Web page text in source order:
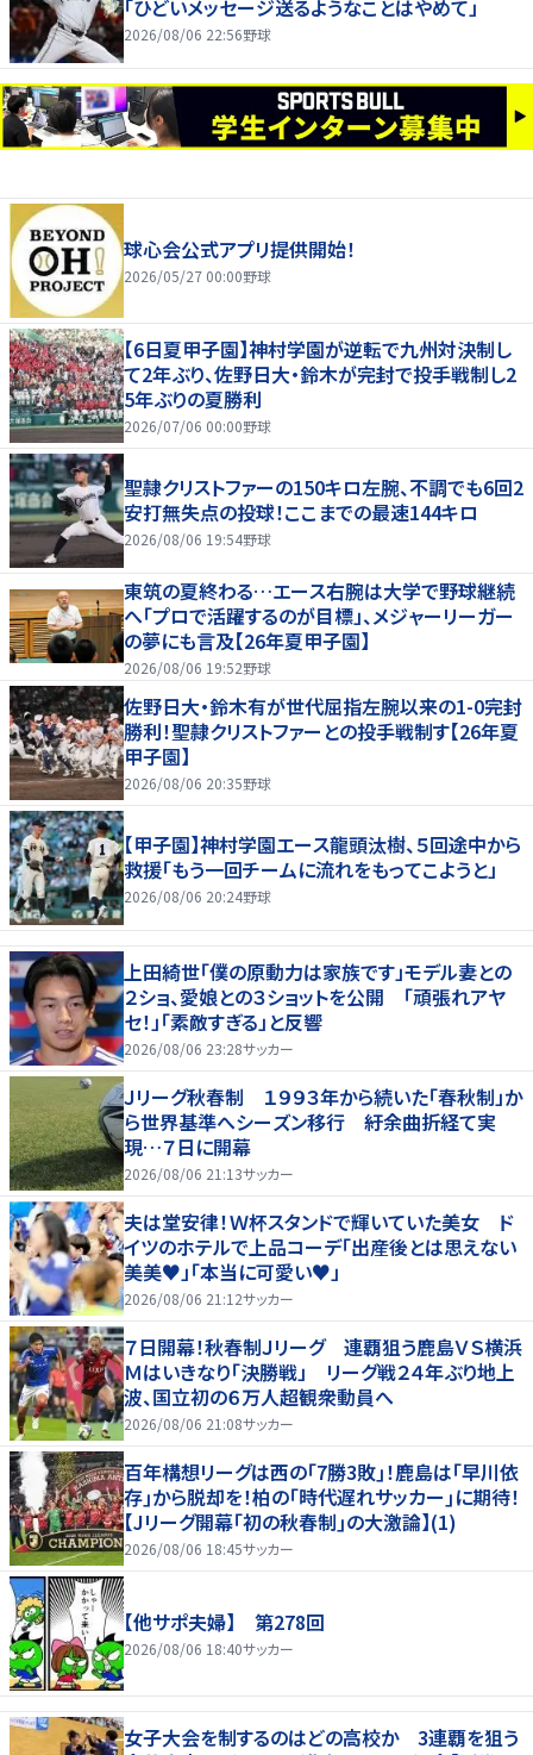
「ひどいメッセージ送るようなことはやめて」
2026/08/06 22:56野球
球心会公式アプリ提供開始！
2026/05/27 00:00野球
【6日夏甲子園】神村学園が逆転で九州対決制し
て2年ぶり、佐野日大・鈴木が完封で投手戦制し2
5年ぶりの夏勝利
2026/07/06 00:00野球
聖隷クリストファーの150キロ左腕、不調でも6回2
安打無失点の投球！ここまでの最速144キロ
2026/08/06 19:54野球
東筑の夏終わる…エース右腕は大学で野球継続
へ「プロで活躍するのが目標」、メジャーリーガー
の夢にも言及【26年夏甲子園】
2026/08/06 19:52野球
佐野日大・鈴木有が世代屈指左腕以来の1-0完封
勝利！聖隷クリストファーとの投手戦制す【26年夏
甲子園】
2026/08/06 20:35野球
【甲子園】神村学園エース龍頭汰樹、５回途中から
救援「もう一回チームに流れをもってこようと」
2026/08/06 20:24野球
上田綺世「僕の原動力は家族です」モデル妻との
２ショ、愛娘との３ショットを公開 「頑張れアヤ
セ！」「素敵すぎる」と反響
2026/08/06 23:28サッカー
Ｊリーグ秋春制 １９９３年から続いた「春秋制」か
ら世界基準へシーズン移行 紆余曲折経て実
現…７日に開幕
2026/08/06 21:13サッカー
夫は堂安律！Ｗ杯スタンドで輝いていた美女 ド
イツのホテルで上品コーデ「出産後とは思えない
美美♥」「本当に可愛い♥」
2026/08/06 21:12サッカー
７日開幕！秋春制Ｊリーグ 連覇狙う鹿島ＶＳ横浜
Ｍはいきなり「決勝戦」 リーグ戦２４年ぶり地上
波、国立初の６万人超観衆動員へ
2026/08/06 21:08サッカー
百年構想リーグは西の｢7勝3敗｣！鹿島は｢早川依
存｣から脱却を！柏の｢時代遅れサッカー｣に期待！
【Jリーグ開幕｢初の秋春制｣の大激論】(1)
2026/08/06 18:45サッカー
【他サポ夫婦】 第278回
2026/08/06 18:40サッカー
女子大会を制するのはどの高校か 3連覇を狙う